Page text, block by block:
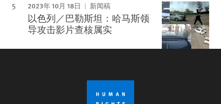
2023年 10月 18日 新闻稿
以色列／巴勒斯坦：哈马斯领
导攻击影片查核属实